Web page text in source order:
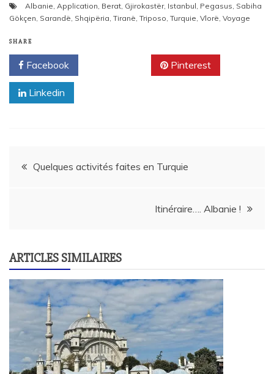
Albanie, Application, Berat, Gjirokastër, Istanbul, Pegasus, Sabiha
Gökçen, Sarandë, Shqipëria, Tiranë, Triposo, Turquie, Vlorë, Voyage
SHARE
Facebook Pinterest
Linkedin
Navigation
Quelques activités faites en Turquie
Itinéraire…. Albanie !
ARTICLES SIMILAIRES